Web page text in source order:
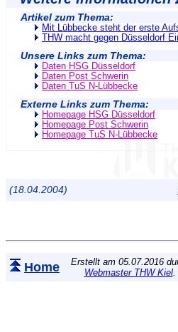
Artikel zum Thema:
Mit Lübbecke steht der erste
THW macht gegen Düsseldorf
Unsere Links zum Thema:
Daten HSG Düsseldorf
Daten Post Schwerin
Daten TuS N-Lübbecke
Externe Links zum Thema:
Homepage HSG Düsseldorf
Homepage Post Schwerin
Homepage TuS N-Lübbecke
(18.04.2004)
Home
Erstellt am 05.07.2016
Webmaster THW Kiel.